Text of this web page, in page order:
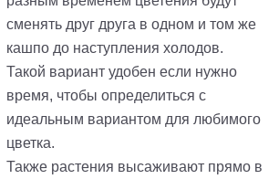
сменять друг друга в одном и том же
кашпо до наступления холодов.
Такой вариант удобен если нужно
время, чтобы определиться с
идеальным вариантом для любимого
цветка.
Также растения высаживают прямо в